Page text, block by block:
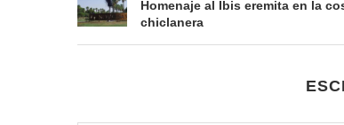
Homenaje al Ibis eremita en la
chiclanera